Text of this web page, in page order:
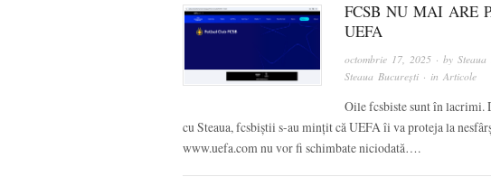
FCSB NU MAI ARE
UEFA
octombrie 17, 2025 · by
Steaua București · in Articole
Oile fcsbiste sunt în lacrimi.
cu Steaua, fcsbiștii s-au mințit că UEFA îi va proteja la
www.uefa.com nu vor fi schimbate niciodată….